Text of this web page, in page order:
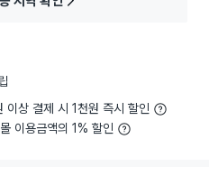
이상 결제 시 1천원 즉시 할인
이용금액의 1% 할인